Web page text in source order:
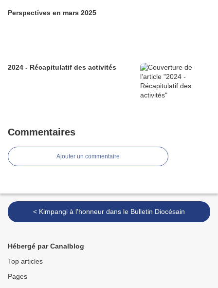
Perspectives en mars 2025
2024 - Récapitulatif des activités
Commentaires
Ajouter un commentaire
< Kimpangi à l'honneur dans le Bulletin Diocésain
Hébergé par Canalblog
Top articles
Pages